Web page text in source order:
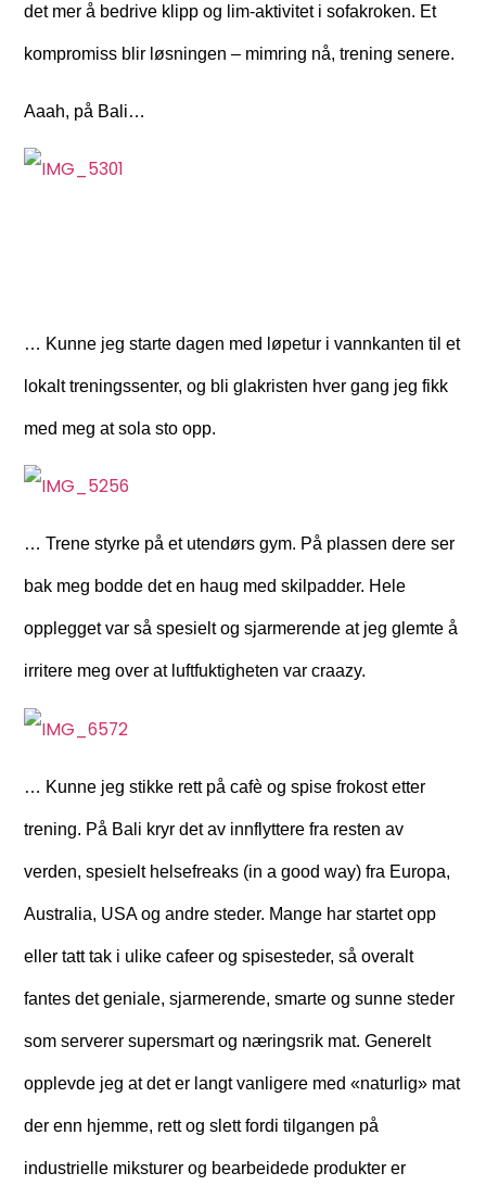
det mer å bedrive klipp og lim-aktivitet i sofakroken. Et
kompromiss blir løsningen – mimring nå, trening senere.
Aaah, på Bali…
… Kunne jeg starte dagen med løpetur i vannkanten til et
lokalt treningssenter, og bli glakristen hver gang jeg fikk
med meg at sola sto opp.
… Trene styrke på et utendørs gym. På plassen dere ser
bak meg bodde det en haug med skilpadder. Hele
opplegget var så spesielt og sjarmerende at jeg glemte å
irritere meg over at luftfuktigheten var craazy.
… Kunne jeg stikke rett på cafè og spise frokost etter
trening. På Bali kryr det av innflyttere fra resten av
verden, spesielt helsefreaks (in a good way) fra Europa,
Australia, USA og andre steder. Mange har startet opp
eller tatt tak i ulike cafeer og spisesteder, så overalt
fantes det geniale, sjarmerende, smarte og sunne steder
som serverer supersmart og næringsrik mat. Generelt
opplevde jeg at det er langt vanligere med «naturlig» mat
der enn hjemme, rett og slett fordi tilgangen på
industrielle miksturer og bearbeidede produkter er